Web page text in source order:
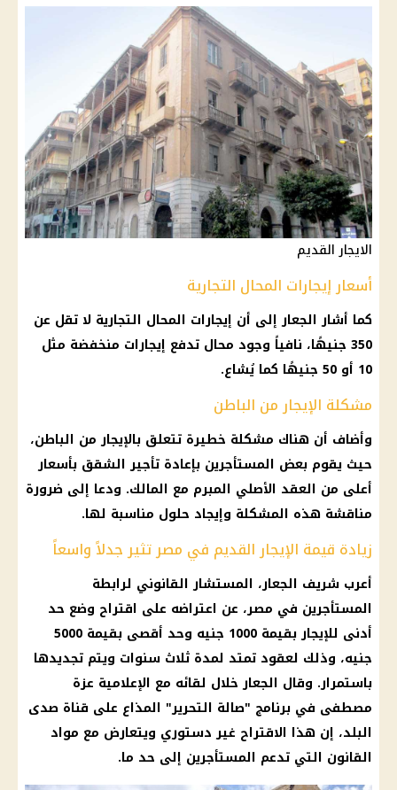
الايجار القديم
أسعار إيجارات المحال التجارية
كما أشار الجعار إلى أن إيجارات المحال التجارية لا تقل عن
350 جنيهًا، نافياً وجود محال تدفع إيجارات منخفضة مثل
10 أو 50 جنيهًا كما يُشاع.
مشكلة الإيجار من الباطن
وأضاف أن هناك مشكلة خطيرة تتعلق بالإيجار من الباطن،
حيث يقوم بعض المستأجرين بإعادة تأجير الشقق بأسعار
أعلى من العقد الأصلي المبرم مع المالك. ودعا إلى ضرورة
مناقشة هذه المشكلة وإيجاد حلول مناسبة لها.
زيادة قيمة الإيجار القديم في مصر تثير جدلاً واسعاً
أعرب شريف الجعار، المستشار القانوني لرابطة
المستأجرين في مصر، عن اعتراضه على اقتراح وضع حد
أدنى للإيجار بقيمة 1000 جنيه وحد أقصى بقيمة 5000
جنيه، وذلك لعقود تمتد لمدة ثلاث سنوات ويتم تجديدها
باستمرار. وقال الجعار خلال لقائه مع الإعلامية عزة
مصطفى في برنامج "صالة التحرير" المذاع على قناة صدى
البلد، إن هذا الاقتراح غير دستوري ويتعارض مع مواد
القانون التي تدعم المستأجرين إلى حد ما.